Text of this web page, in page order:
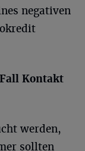
negativen
Kontakt
werden,
sollten